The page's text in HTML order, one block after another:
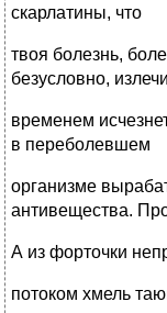
скарлатины, что
твоя болезнь,
безусловно,
временем
в переболевшем
организме
антивещества.
А из форточки
потоком хмель